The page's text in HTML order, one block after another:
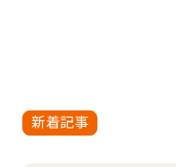
新着記事